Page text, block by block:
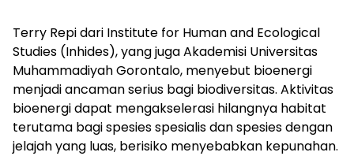
Terry Repi dari Institute for Human and Ecological
Studies (Inhides), yang juga Akademisi Universitas
Muhammadiyah Gorontalo, menyebut bioenergi
menjadi ancaman serius bagi biodiversitas. Aktivitas
bioenergi dapat mengakselerasi hilangnya habitat
terutama bagi spesies spesialis dan spesies dengan
jelajah yang luas, berisiko menyebabkan kepunahan.